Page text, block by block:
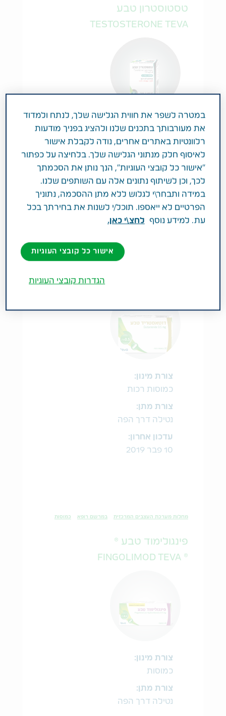
טסטוסטרון טבע
TESTOSTERONE TEVA
צורת מינון:
SOLUTION FOR INJECTION
צורת מתן:
I.M
דוטאסטריד טבע ®
צורת מינון:
כמוסות רכות
צורת מתן:
נטילה דרך הפה
עדכון אחרון:
10 פבר 2019
מחלות מערכת העצבים המרכזית במרשם רופא כמוסות
פינגולימוד טבע ®
® FINGOLIMOD TEVA
צורת מינון:
כמוסות
צורת מתן:
נטילה דרך הפה
במטרה לשפר את חווית הגלישה שלך, לנתח ולמדוד
את מעורבותך בתכנים שלנו ולהציג בפניך מודעות
רלוונטיות באתרים אחרים, נודה לקבלת אישור
לאיסוף חלק מנתוני הגלישה שלך. בלחיצה על כפתור
"אישור כל קובצי העוגיות", הנך נותן את הסכמתך
לכך, וכן לשיתוף נתונים אלה עם השותפים שלנו.
במידה ותבחר\י לגלוש ללא מתן ההסכמה, נתוניך
הפרטיים לא ייאספו. תוכל/י לשנות את בחירתך בכל
עת. למידע נוסף
לחצ\י כאן.
אישור כל קובצי העוגיות
הגדרות קובצי העוגיות